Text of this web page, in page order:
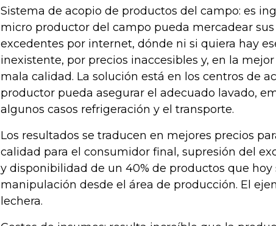
Sistema de acopio de productos del campo: es
micro productor del campo pueda mercadear
excedentes por internet, dónde ni si quiera hay
inexistente, por precios inaccesibles y, en la
mala calidad. La solución está en los centros de
productor pueda asegurar el adecuado lavado,
algunos casos refrigeración y el transporte.
Los resultados se traducen en mejores precios
calidad para el consumidor final, supresión del
y disponibilidad de un 40% de productos que
manipulación desde el área de producción. El
lechera.